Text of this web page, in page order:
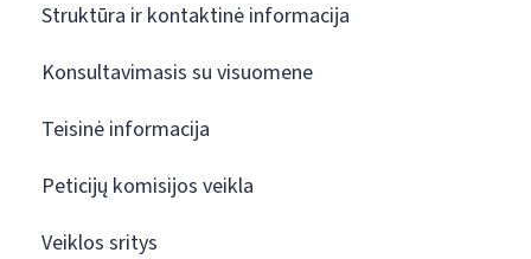
Struktūra ir kontaktinė informacija
Konsultavimasis su visuomene
Teisinė informacija
Peticijų komisijos veikla
Veiklos sritys